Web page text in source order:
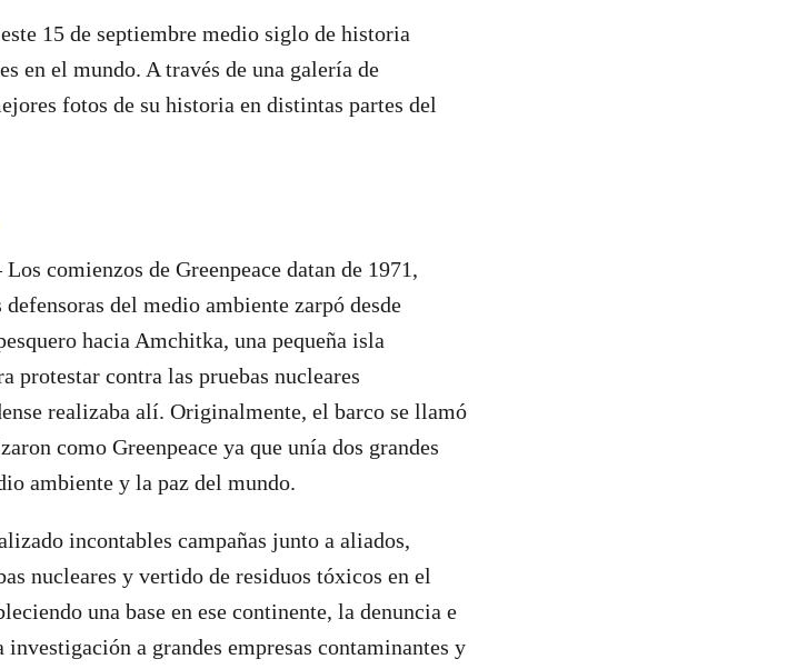
15 de septiembre medio siglo de historia
en el mundo. A través de una galería de
fotos de su historia en distintas partes del
Los comienzos de Greenpeace datan de 1971,
del medio ambiente zarpó desde
hacia Amchitka, una pequeña isla
protestar contra las pruebas nucleares
realizaba alí. Originalmente, el barco se llamó
como Greenpeace ya que unía dos grandes
ambiente y la paz del mundo.
incontables campañas junto a aliados,
nucleares y vertido de residuos tóxicos en el
una base en ese continente, la denuncia e
a grandes empresas contaminantes y